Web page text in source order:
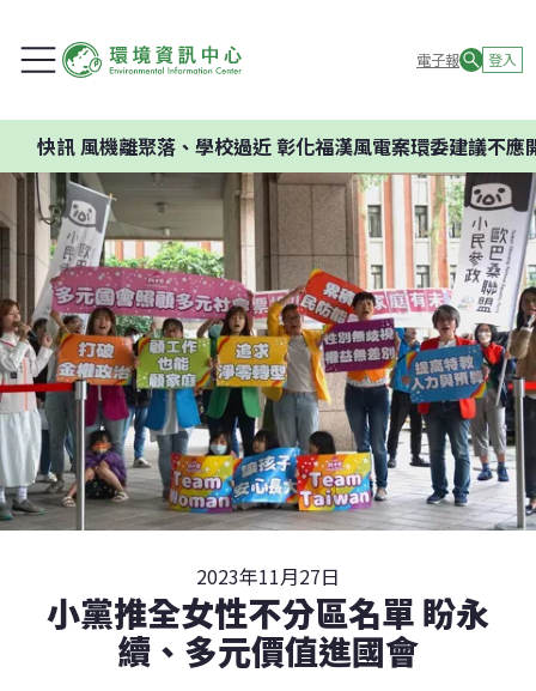
電子報 登入
風機離聚落、學校過近 彰化福漢風電案環委建議不應開發
2023年11月27日
小黨推全女性不分區名單 盼永
續、多元價值進國會